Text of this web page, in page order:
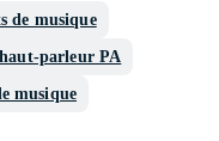
de musique
parleur PA
musique